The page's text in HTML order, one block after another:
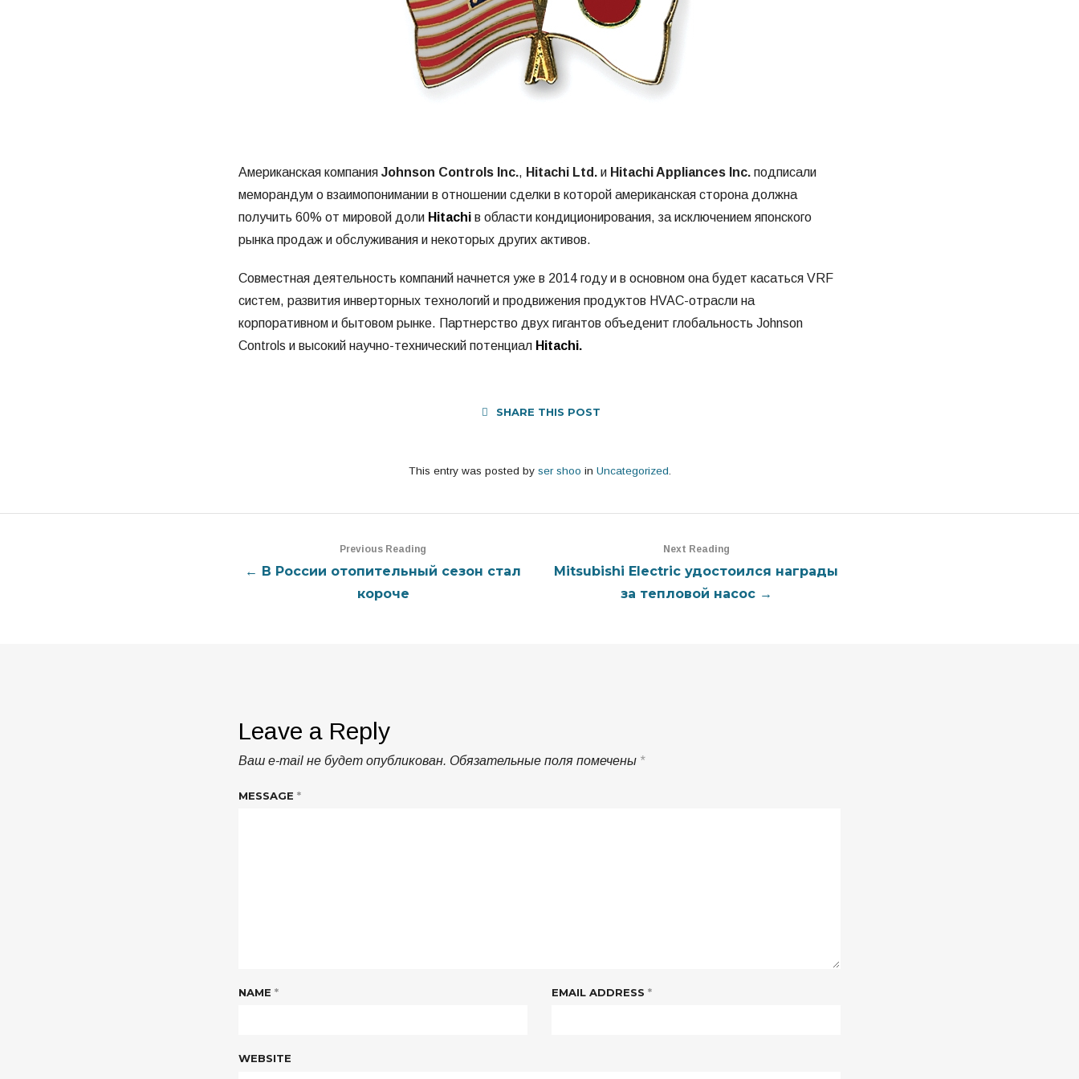
Американская компания Johnson Controls Inc., Hitachi Ltd. и Hitachi Appliances Inc. подписали
меморандум о взаимопонимании в отношении сделки в которой американская сторона должна
получить 60% от мировой доли Hitachi в области кондиционирования, за исключением японского
рынка продаж и обслуживания и некоторых других активов.
Совместная деятельность компаний начнется уже в 2014 году и в основном она будет касаться VRF
систем, развития инверторных технологий и продвижения продуктов HVAC-отрасли на
корпоративном и бытовом рынке. Партнерство двух гигантов объеденит глобальность Johnson
Controls и высокий научно-технический потенциал Hitachi.
SHARE THIS POST
This entry was posted by ser shoo in Uncategorized
Previous Reading
← В России отопительный сезон стал
короче
Next Reading
Mitsubishi Electric удостоился награды
за тепловой насос →
Leave a Reply
Ваш e-mail не будет опубликован. Обязательные поля помечены *
MESSAGE *
NAME * EMAIL ADDRESS *
WEBSITE